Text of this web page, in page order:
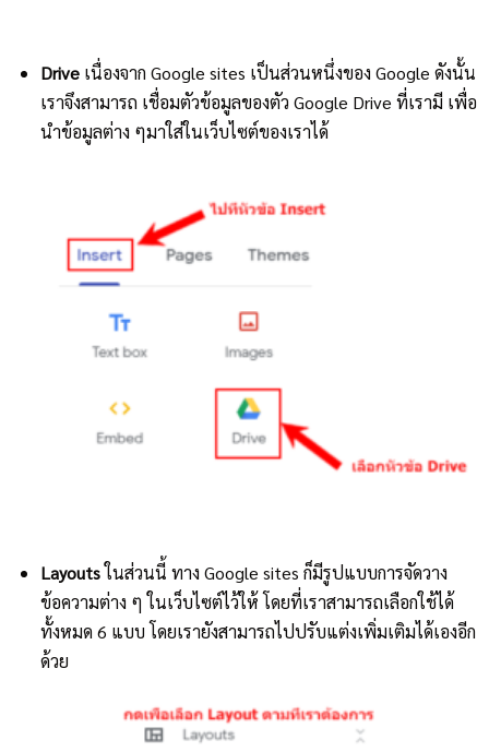
Driveเนื่องจาก Google sites เป็นส่วนหนึ่งของ Google ดังนั้น
เราจึงสามารถ เชื่อมตัวข้อมูลของตัว Google Drive ที่เรามี เพื่อ
นำข้อมูลต่าง ๆมาใส่ในเว็บไซต์ของเราได้
Layoutsในส่วนนี้ ทาง Google sites ก็มีรูปแบบการจัดวาง
ข้อความต่าง ๆ ในเว็บไซต์ไว้ให้ โดยที่เราสามารถเลือกใช้ได้
ทั้งหมด 6 แบบ โดยเรายังสามารถไปปรับแต่งเพิ่มเติมได้เองอีก
ด้วย